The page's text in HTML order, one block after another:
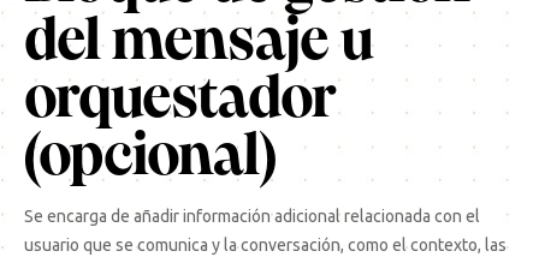
del mensaje u
orquestador
(opcional)
Se encarga de añadir información adicional relacionada con el
usuario que se comunica y la conversación, como el contexto, las